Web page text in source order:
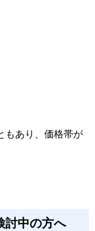
もあり、価格帯が
討中の方へ